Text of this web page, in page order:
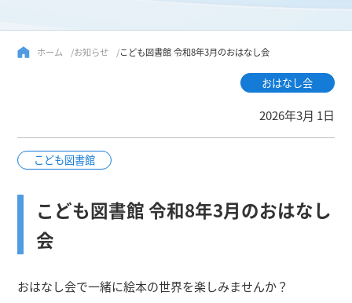
ホーム お知らせ こども図書館 令和8年3月のおはなし会
おはなし会
2026年3月 1日
こども図書館
こども図書館 令和8年3月のおはなし
会
おはなし会で一緒に絵本の世界を楽しみませんか？